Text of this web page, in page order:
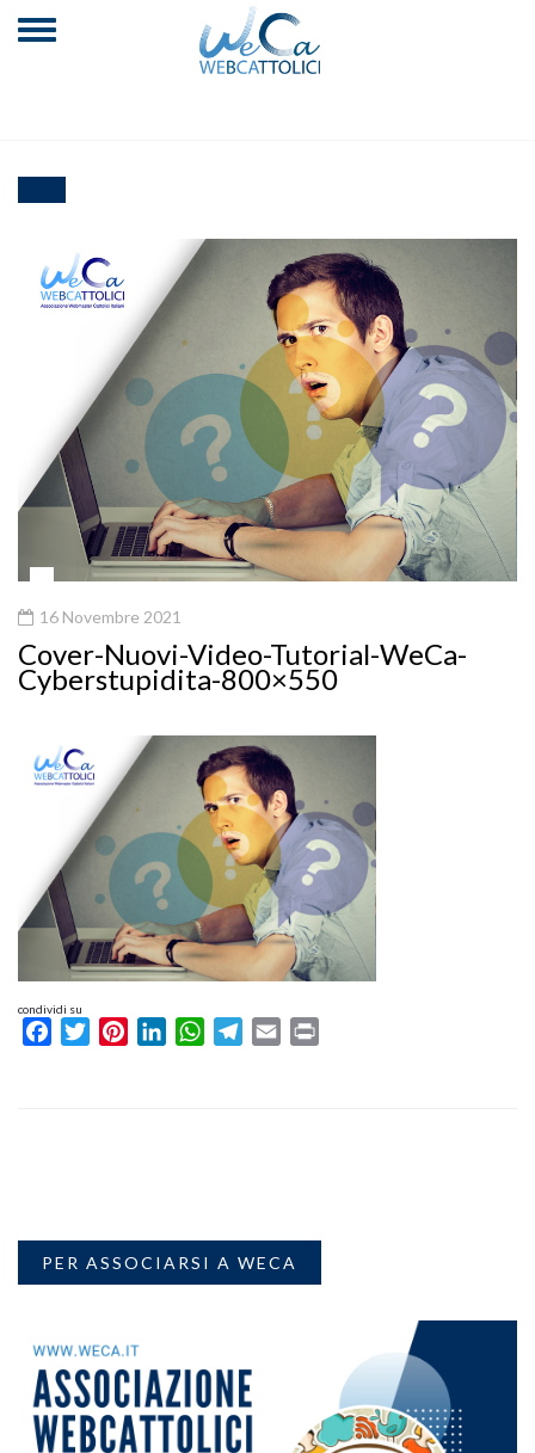
16 Novembre 2021
Cover-Nuovi-Video-Tutorial-WeCa-
Cyberstupidita-800×550
condividi su
FacebookTwitterPinterestLinkedInWhatsAppTelegram
Email
PER ASSOCIARSI A WECA